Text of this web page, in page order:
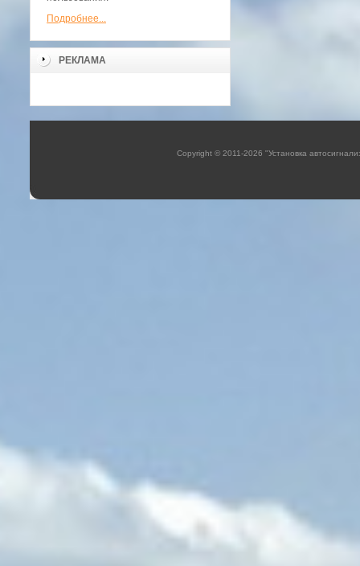
Подробнее...
РЕКЛАМА
Copyright © 2011-2026 "Установка